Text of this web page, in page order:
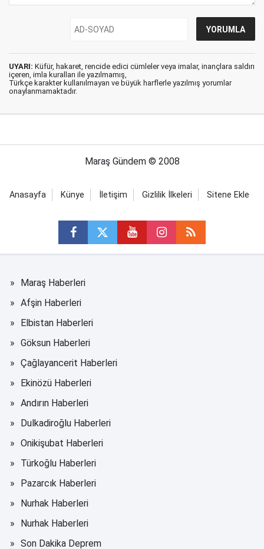
UYARI: Küfür, hakaret, rencide edici cümleler veya imalar, inançlara saldırı
içeren, imla kuralları ile yazılmamış,
Türkçe karakter kullanılmayan ve büyük harflerle yazılmış yorumlar
onaylanmamaktadır.
Maraş Gündem © 2008
Anasayfa Künye İletişim Gizlilik İlkeleri Sitene Ekle
Maraş Haberleri
Afşin Haberleri
Elbistan Haberleri
Göksun Haberleri
Çağlayancerit Haberleri
Ekinözü Haberleri
Andırın Haberleri
Dulkadiroğlu Haberleri
Onikişubat Haberleri
Türkoğlu Haberleri
Pazarcık Haberleri
Nurhak Haberleri
Nurhak Haberleri
Son Dakika Deprem